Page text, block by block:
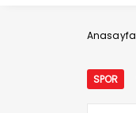
Anasayfa
SPOR